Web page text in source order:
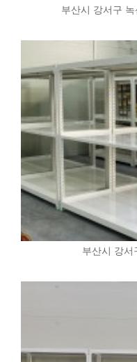
부산시 강서구
부산시 강서